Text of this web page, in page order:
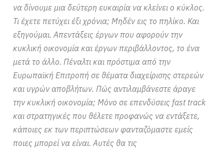
να δίνουμε μια δεύτερη ευκαιρία να κλείνει ο κύκλος.
Τι έχετε πετύχει έξι χρόνια; Μηδέν εις το πηλίκο. Και
εξηγούμαι. Απεντάξεις έργων που αφορούν την
κυκλική οικονομία και έργων περιβάλλοντος, το ένα
μετά το άλλο. Πέναλτι και πρόστιμα από την
Ευρωπαϊκή Επιτροπή σε θέματα διαχείρισης στερεών
και υγρών αποβλήτων. Πώς αντιλαμβάνεστε άραγε
την κυκλική οικονομία; Μόνο σε επενδύσεις fast track
και στρατηγικές που θέλετε προφανώς να εντάξετε,
κάποιες εκ των περιπτώσεων φανταζόμαστε εμείς
ποιες μπορεί να είναι. Αυτές θα τις